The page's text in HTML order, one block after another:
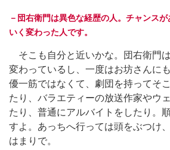
－団右衛門は異色な経歴の人。チャンス
いく変わった人です。
そこも自分と近いかな。団右衛門
変わっているし、一度はお坊さんに
優一筋ではなくて、劇団を持ってそ
たり、バラエティーの放送作家やウ
たり、普通にアルバイトをしたり。
すよ。あっちへ行っては頭をぶつけ
はまりで。